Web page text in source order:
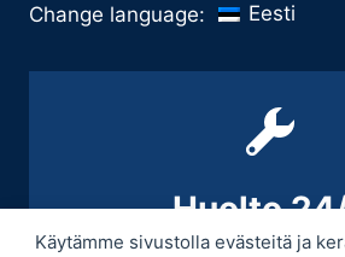
Käytämme sivustolla evästeitä ja
Change language: Eesti
Huolto